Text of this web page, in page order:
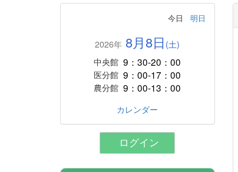
今日 明日
2026年 8月8日 (土)
中央館 9：30-20：00
医分館 9：00-17：00
農分館 9：00-13：00
カレンダー
ログイン